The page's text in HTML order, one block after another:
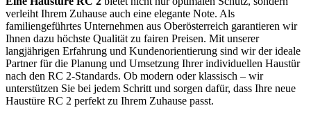
verleiht Ihrem Zuhause auch eine elegante Note. Als
familiengeführtes Unternehmen aus Oberösterreich garantieren wir
Ihnen dazu höchste Qualität zu fairen Preisen. Mit unserer
langjährigen Erfahrung und Kundenorientierung sind wir der ideale
Partner für die Planung und Umsetzung Ihrer individuellen Haustür
nach den RC 2-Standards. Ob modern oder klassisch – wir
unterstützen Sie bei jedem Schritt und sorgen dafür, dass Ihre neue
Haustüre RC 2 perfekt zu Ihrem Zuhause passt.